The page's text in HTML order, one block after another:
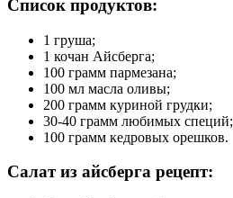
Список продуктов:
1 груша;
1 кочан Айсберга;
100 грамм пармезана;
100 мл масла оливы;
200 грамм куриной грудки;
30-40 грамм любимых специй;
100 грамм кедровых орешков.
Салат из айсберга рецепт: